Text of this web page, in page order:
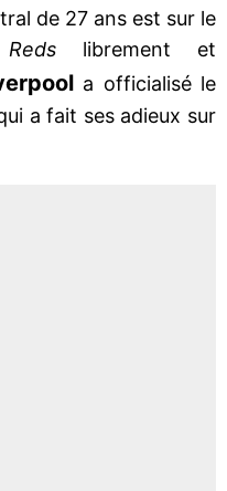
de 27 ans est sur le
Reds librement et
a officialisé le
a fait ses adieux sur